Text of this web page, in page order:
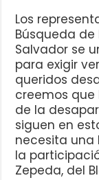
Los
Búsqueda de
Salvador se
para exigir
queridos
creemos que
de la
siguen en
necesita una
la
Zepeda, del